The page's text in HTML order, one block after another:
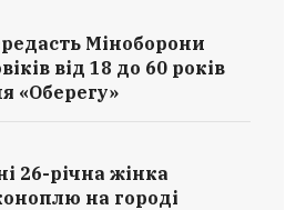
Міноборони
від 18 до 60 років
«Оберегу»
26-річна жінка
на городі